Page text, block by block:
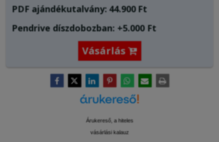
PDF ajándékutalvány: 44.900 Ft
Pendrive díszdobozban: +5.000 Ft
Vásárlás 
Árukereső, a hiteles
vásárlási kalauz